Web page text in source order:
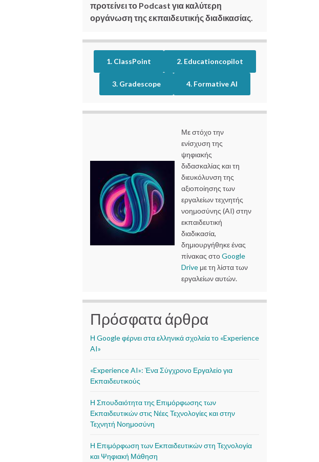
προτείνει το Podcast για καλύτερη
οργάνωση της εκπαιδευτικής διαδικασίας.
1. ClassPoint 2. Educationcopilot
3. Gradescope 4. Formative AI
Με στόχο την
ενίσχυση της
ψηφιακής
διδασκαλίας και τη
διευκόλυνση της
αξιοποίησης των
εργαλείων τεχνητής
νοημοσύνης (AI) στην
εκπαιδευτική
διαδικασία,
δημιουργήθηκε ένας
πίνακας στοGoogle
Drive με τη λίστα των
εργαλείων αυτών.
Πρόσφατα άρθρα
Η Google φέρνει στα ελληνικά σχολεία το «Experience
AI»
«Experience AI»: Ένα Σύγχρονο Εργαλείο για
Εκπαιδευτικούς
Η Σπουδαιότητα της Επιμόρφωσης των
Εκπαιδευτικών στις Νέες Τεχνολογίες και στην
Τεχνητή Νοημοσύνη
Η Επιμόρφωση των Εκπαιδευτικών στη Τεχνολογία
και Ψηφιακή Μάθηση